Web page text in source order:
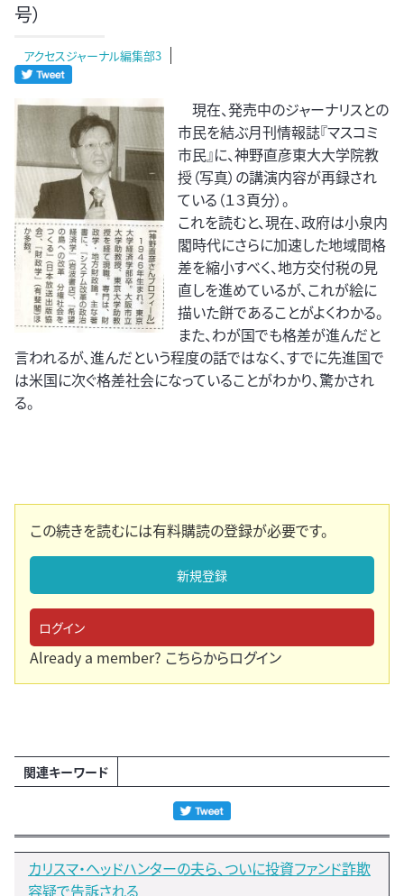
号）
アクセスジャーナル編集部3
現在、発売中のジャーナリスとの
市民を結ぶ月刊情報誌『マスコミ
市民』に、神野直彦東大大学院教
授（写真）の講演内容が再録され
ている（１３頁分）。
これを読むと、現在、政府は小泉内
閣時代にさらに加速した地域間格
差を縮小すべく、地方交付税の見
直しを進めているが、これが絵に
描いた餅であることがよくわかる。
また、わが国でも格差が進んだと
言われるが、進んだという程度の話ではなく、すでに先進国で
は米国に次ぐ格差社会になっていることがわかり、驚かされ
る。
この続きを読むには有料購読の登録が必要です。
新規登録
ログイン
Already a member? こちらからログイン
関連キーワード
カリスマ・ヘッドハンターの夫ら、ついに投資ファンド詐欺
容疑で告訴される